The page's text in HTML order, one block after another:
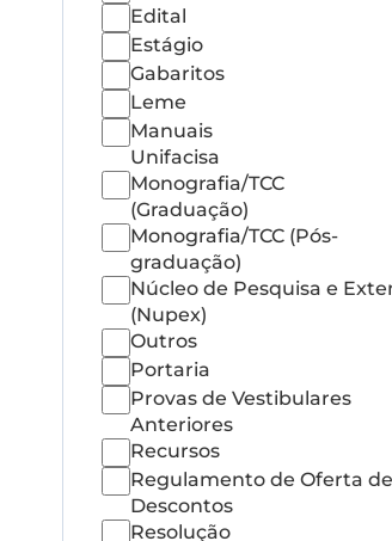
Edital
Estágio
Gabaritos
Leme
Manuais
Unifacisa
Monografia/TCC
(Graduação)
Monografia/TCC (Pós-
graduação)
Núcleo de Pesquisa e
(Nupex)
Outros
Portaria
Provas de Vestibulares
Anteriores
Recursos
Regulamento de Oferta de
Descontos
Resolução